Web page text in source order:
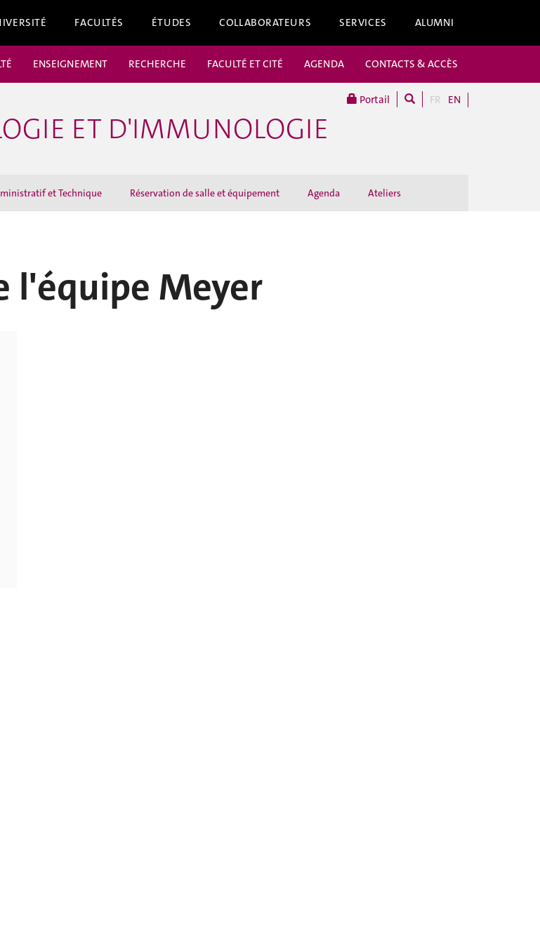
FACULTÉS ÉTUDES COLLABORATEURS SERVICES ALUMNI
Portail FR EN
ENSEIGNEMENT RECHERCHE FACULTÉ ET CITÉ AGENDA CONTACTS & ACCÈS
ET D'IMMUNOLOGIE
et Technique Réservation de salle et équipement Agenda Ateliers
l'équipe Meyer